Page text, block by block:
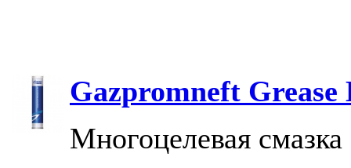
Gazpromneft Grease
Многоцелевая